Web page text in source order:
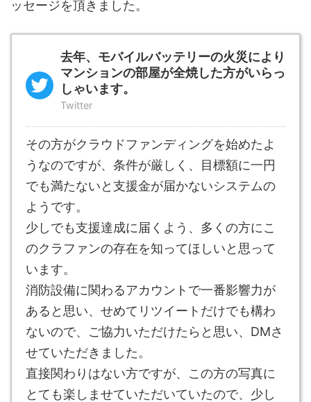
ッセージを頂きました。
去年、モバイルバッテリーの火災により
マンションの部屋が全焼した方がいらっ
しゃいます。
Twitter
その方がクラウドファンディングを始めたよ
うなのですが、条件が厳しく、目標額に一円
でも満たないと支援金が届かないシステムの
ようです。
少しでも支援達成に届くよう、多くの方にこ
のクラファンの存在を知ってほしいと思って
います。
消防設備に関わるアカウントで一番影響力が
あると思い、せめてリツイートだけでも構わ
ないので、ご協力いただけたらと思い、DMさ
せていただきました。
直接関わりはない方ですが、この方の写真に
とても楽しませていただいていたので、少し